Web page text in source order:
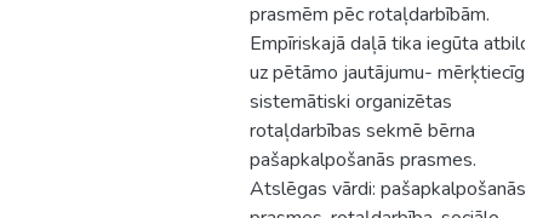
prasmēm pēc rotaļdarbībām.
Empīriskajā daļā tika iegūta atbilde
uz pētāmo jautājumu- mērķtiecīgi
sistemātiski organizētas
rotaļdarbības sekmē bērna
pašapkalpošanās prasmes.
Atslēgas vārdi: pašapkalpošanās